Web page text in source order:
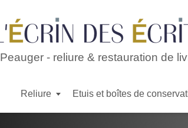
- reliure & restauration de
Reliure Etuis et boîtes de